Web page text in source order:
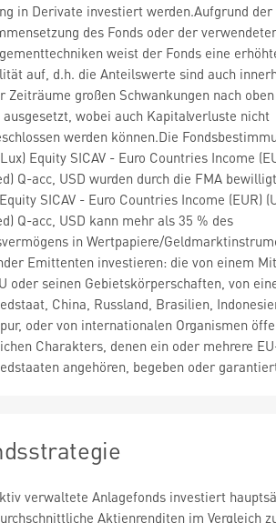
in Derivate investiert werden.Aufgrund der
des Fonds oder der
weist der Fonds eine
auf, d.h. die Anteilswerte sind auch
Zeiträume großen Schwankungen nach
ausgesetzt, wobei auch Kapitalverluste nicht
werden können.Die
Equity SICAV - Euro Countries Income
Q-acc, USD wurden durch die FMA
SICAV - Euro Countries Income (EUR)
Q-acc, USD kann mehr als 35 % des
in Wertpapiere/
Emittenten investieren: die von einem
oder seinen Gebietskörperschaften, von
China, Russland, Brasilien,
oder von internationalen Organismen
Charakters, denen ein oder mehrere
angehören, begeben oder
verwaltete Anlagefonds investiert
Aktienrenditen im Vergleich